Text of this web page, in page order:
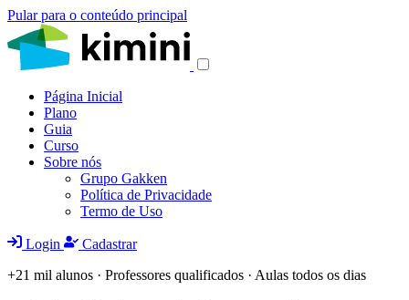
Pular para o conteúdo principal
Página Inicial
Plano
Guia
Curso
Sobre nós
Grupo Gakken
Política de Privacidade
Termo de Uso
Login
Cadastrar
+21 mil alunos · Professores qualificados · Aulas todos os dias